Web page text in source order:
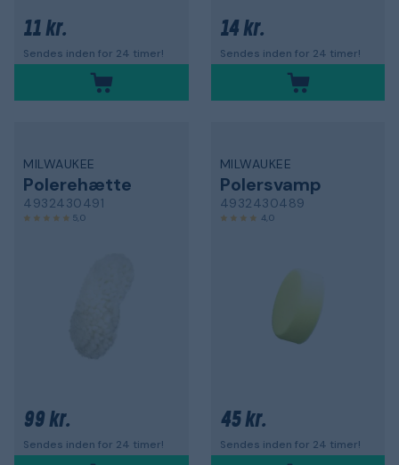
11 kr.
Sendes inden for 24 timer!
14 kr.
Sendes inden for 24 timer!
MILWAUKEE
Polerehætte
4932430491
5,0
99 kr.
Sendes inden for 24 timer!
MILWAUKEE
Polersvamp
4932430489
4,0
45 kr.
Sendes inden for 24 timer!